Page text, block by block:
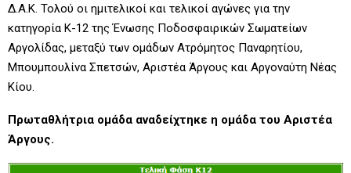
Δ.Α.Κ. Τολού οι ημιτελικοί και τελικοί αγώνες για την
κατηγορία Κ-12 της Ένωσης Ποδοσφαιρικών Σωματείων
Αργολίδας, μεταξύ των ομάδων Ατρόμητος Παναρητίου,
Μπουμπουλίνα Σπετσών, Αριστέα Άργους και Αργοναύτη Νέας
Κίου.
Πρωταθλήτρια ομάδα αναδείχτηκε η ομάδα του Αριστέα
Άργους.